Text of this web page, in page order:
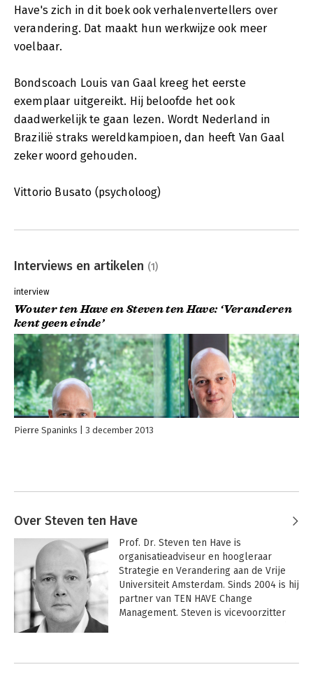
Have's zich in dit boek ook verhalenvertellers over
verandering. Dat maakt hun werkwijze ook meer
voelbaar.
Bondscoach Louis van Gaal kreeg het eerste
exemplaar uitgereikt. Hij beloofde het ook
daadwerkelijk te gaan lezen. Wordt Nederland in
Brazilië straks wereldkampioen, dan heeft Van Gaal
zeker woord gehouden.
Vittorio Busato (psycholoog)
Interviews en artikelen (1)
interview
Wouter ten Have en Steven ten Have: ‘Veranderen
kent geen einde’
Pierre Spaninks 3 december 2013
Over Steven ten Have
Prof. Dr. Steven ten Have is
organisatieadviseur en hoogleraar
Strategie en Verandering aan de Vrije
Universiteit Amsterdam. Sinds 2004 is hij
partner van TEN HAVE Change
Management. Steven is vicevoorzitter